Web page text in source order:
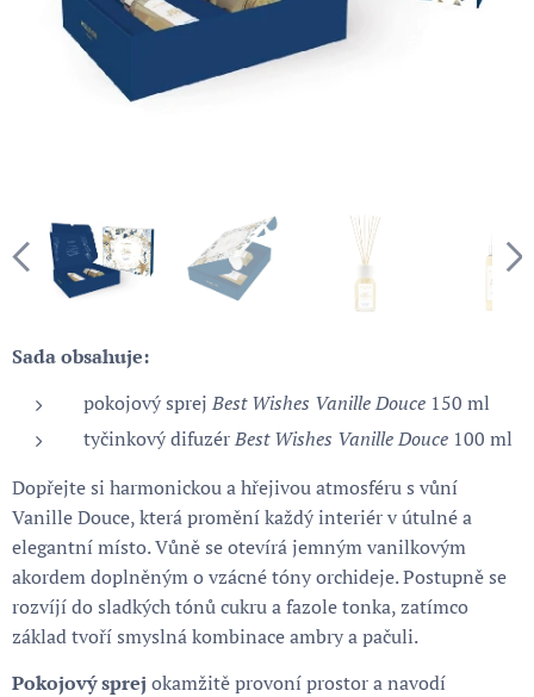
Sada obsahuje:
pokojový sprej Best Wishes Vanille Douce 150 ml
tyčinkový difuzérBest Wishes Vanille Douce 100 ml
Dopřejte si harmonickou a hřejivou atmosféru s vůní
Vanille Douce, která promění každý interiér v útulné a
elegantní místo. Vůně se otevírá jemným vanilkovým
akordem doplněným o vzácné tóny orchideje. Postupně se
rozvíjí do sladkých tónů cukru a fazole tonka, zatímco
základ tvoří smyslná kombinace ambry a pačuli.
Pokojový sprej okamžitě provoní prostor a navodí